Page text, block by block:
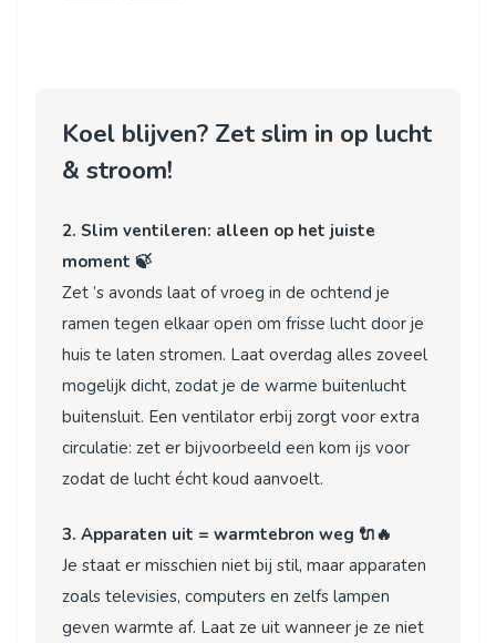
Koel blijven? Zet slim in op lucht
& stroom!
2. Slim ventileren: alleen op het juiste
moment 🍃
Zet ’s avonds laat of vroeg in de ochtend je
ramen tegen elkaar open om frisse lucht door je
huis te laten stromen. Laat overdag alles zoveel
mogelijk dicht, zodat je de warme buitenlucht
buitensluit. Een ventilator erbij zorgt voor extra
circulatie: zet er bijvoorbeeld een kom ijs voor
zodat de lucht écht koud aanvoelt.
3. Apparaten uit = warmtebron weg 🔌🔥
Je staat er misschien niet bij stil, maar apparaten
zoals televisies, computers en zelfs lampen
geven warmte af. Laat ze uit wanneer je ze niet